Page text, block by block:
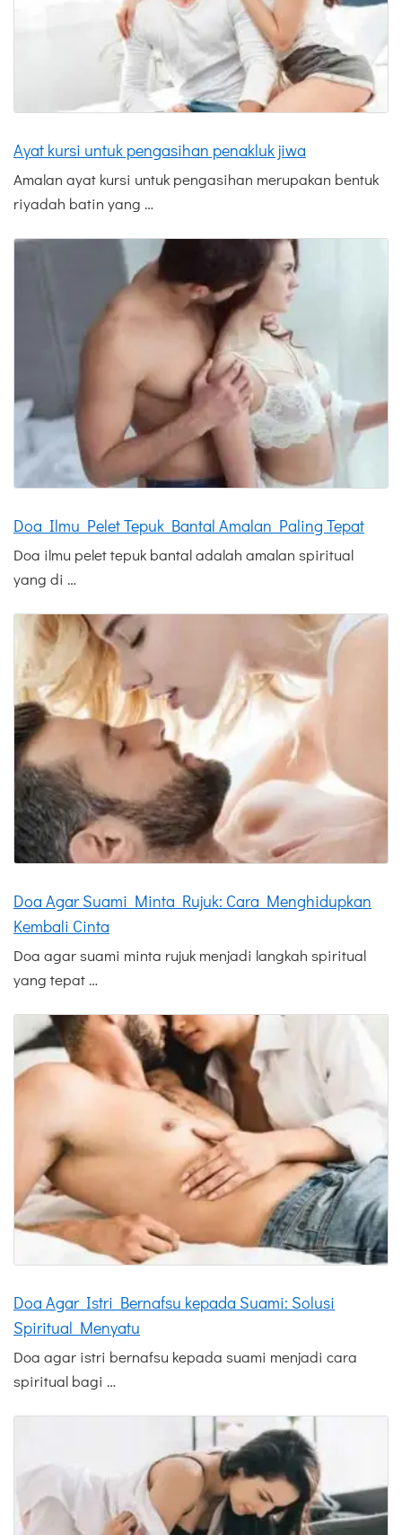
Ayat kursi untuk pengasihan penakluk jiwa
Amalan ayat kursi untuk pengasihan merupakan bentuk
riyadah batin yang …
Doa Ilmu Pelet Tepuk Bantal Amalan Paling Tepat
Doa ilmu pelet tepuk bantal adalah amalan spiritual
yang di …
Doa Agar Suami Minta Rujuk: Cara Menghidupkan
Kembali Cinta
Doa agar suami minta rujuk menjadi langkah spiritual
yang tepat …
Doa Agar Istri Bernafsu kepada Suami: Solusi
Spiritual Menyatu
Doa agar istri bernafsu kepada suami menjadi cara
spiritual bagi …